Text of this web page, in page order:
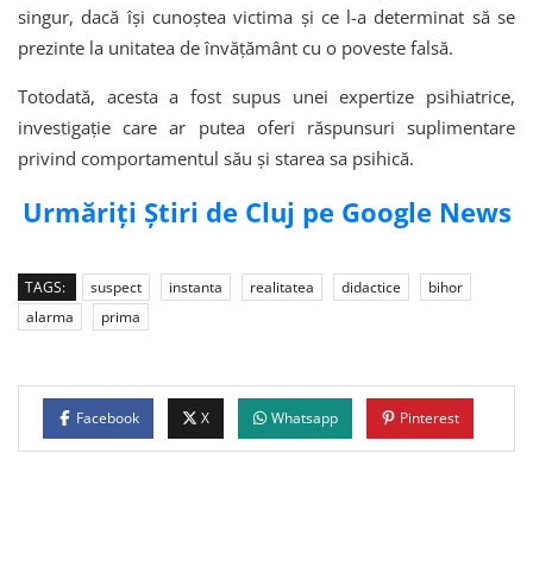
singur, dacă își cunoștea victima și ce l-a determinat să se
prezinte la unitatea de învățământ cu o poveste falsă.
Totodată, acesta a fost supus unei expertize psihiatrice,
investigație care ar putea oferi răspunsuri suplimentare
privind comportamentul său și starea sa psihică.
Urmăriți Știri de Cluj pe Google News
TAGS: suspect instanta realitatea didactice
bihor
alarma
prima
Facebook X Whatsapp Pinterest